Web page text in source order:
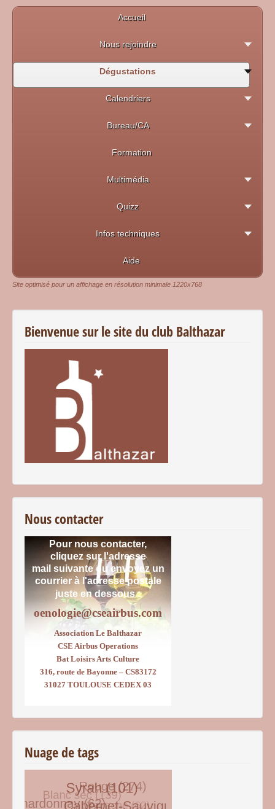
Accueil
Nous rejoindre
Dégustations
Calendriers
Bureau/CA
Formation
Multimédia
Quizz
Infos techniques
Aide
Site optimisé pour un affichage en résolution minimale 1220x768
Bienvenue sur le site du club Balthazar
Nous contacter
Pour nous contacter,
cliquez sur l'adresse
mail suivante ou envoyez un
courrierà l'adresse postale
juste en dessous :
oenologie@cseairbus.com
Association Le Balthazar
CSE Airbus Operations
Bat Loisirs Arts Culture
316, route de Bayonne – CS83172
31027 TOULOUSE CEDEX 03
Nuage de tags